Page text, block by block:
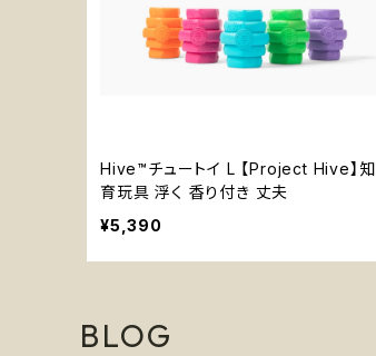
Hive™チュートイ L 【Project Hive】知
育玩具 浮く 香り付き 丈夫
¥5,390
BLOG